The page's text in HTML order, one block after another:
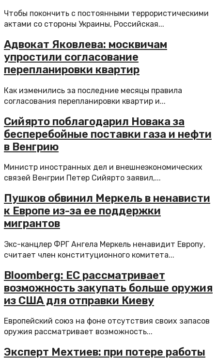
Чтобы покончить с постоянными террористическими
актами со стороны Украины, Российская...
Адвокат Яковлева: москвичам
упростили согласование
перепланировки квартир
Как изменились за последние месяцы правила
согласования перепланировки квартир и...
Сийярто поблагодарил Новака за
бесперебойные поставки газа и нефти
в Венгрию
Министр иностранных дел и внешнеэкономических
связей Венгрии Петер Сийярто заявил,...
Пушков обвинил Меркель в ненависти
к Европе из-за ее поддержки
мигрантов
Экс-канцлер ФРГ Ангела Меркель ненавидит Европу,
считает член конституционного комитета...
Bloomberg: ЕС рассматривает
возможность закупать больше оружия
из США для отправки Киеву
Европейский союз на фоне отсутствия своих запасов
оружия рассматривает возможность...
Эксперт Мехтиев: при потере работы